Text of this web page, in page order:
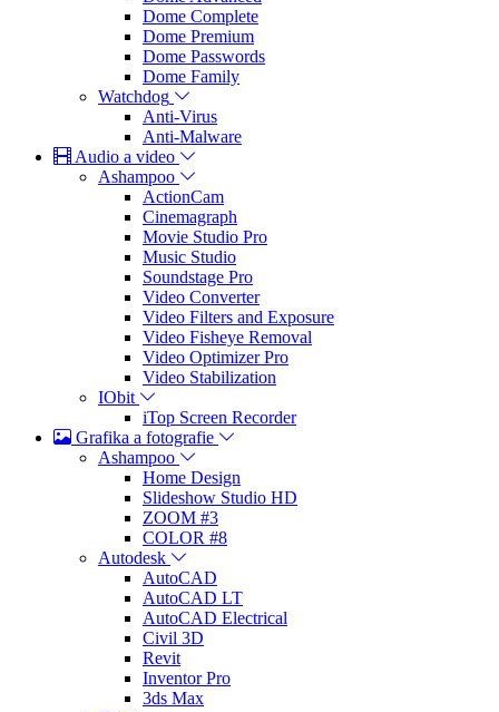
Dome Complete
Dome Premium
Dome Passwords
Dome Family
Watchdog
Anti-Virus
Anti-Malware
Audio a video
Ashampoo
ActionCam
Cinemagraph
Movie Studio Pro
Music Studio
Soundstage Pro
Video Converter
Video Filters and Exposure
Video Fisheye Removal
Video Optimizer Pro
Video Stabilization
IObit
iTop Screen Recorder
Grafika a fotografie
Ashampoo
Home Design
Slideshow Studio HD
ZOOM #3
COLOR #8
Autodesk
AutoCAD
AutoCAD LT
AutoCAD Electrical
Civil 3D
Revit
Inventor Pro
3ds Max